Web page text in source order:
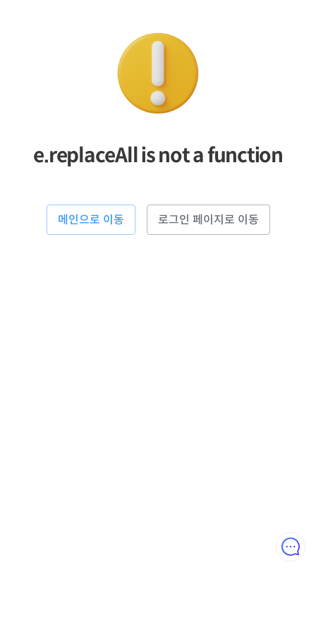
e.replaceAll is not a function
메인으로 이동 로그인 페이지로 이동